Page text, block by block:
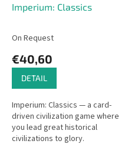
Imperium: Classics
On Request
€40,60
DETAIL
Imperium: Classics — a card-
driven civilization game where
you lead great historical
civilizations to glory.